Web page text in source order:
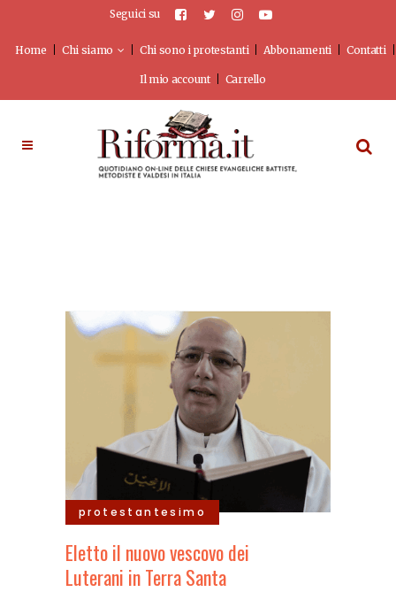
Seguici su
Home Chi siamo Chi sono i protestanti Abbonamenti Contatti
Il mio account Carrello
protestantesimo
Eletto il nuovo vescovo dei
Luterani in Terra Santa